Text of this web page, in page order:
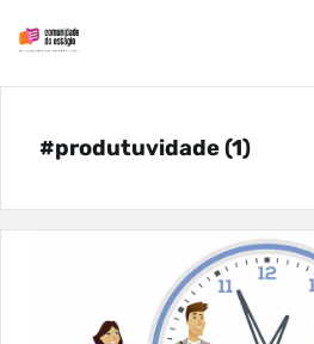
#produtuvidade (1)